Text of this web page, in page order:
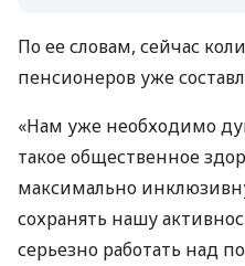
По ее словам, сейчас
пенсионеров уже
«Нам уже необходимо
такое общественное
максимально
сохранять нашу
серьезно работать над